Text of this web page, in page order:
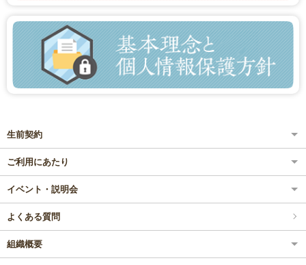
生前契約
ご利用にあたり
イベント・説明会
よくある質問
組織概要